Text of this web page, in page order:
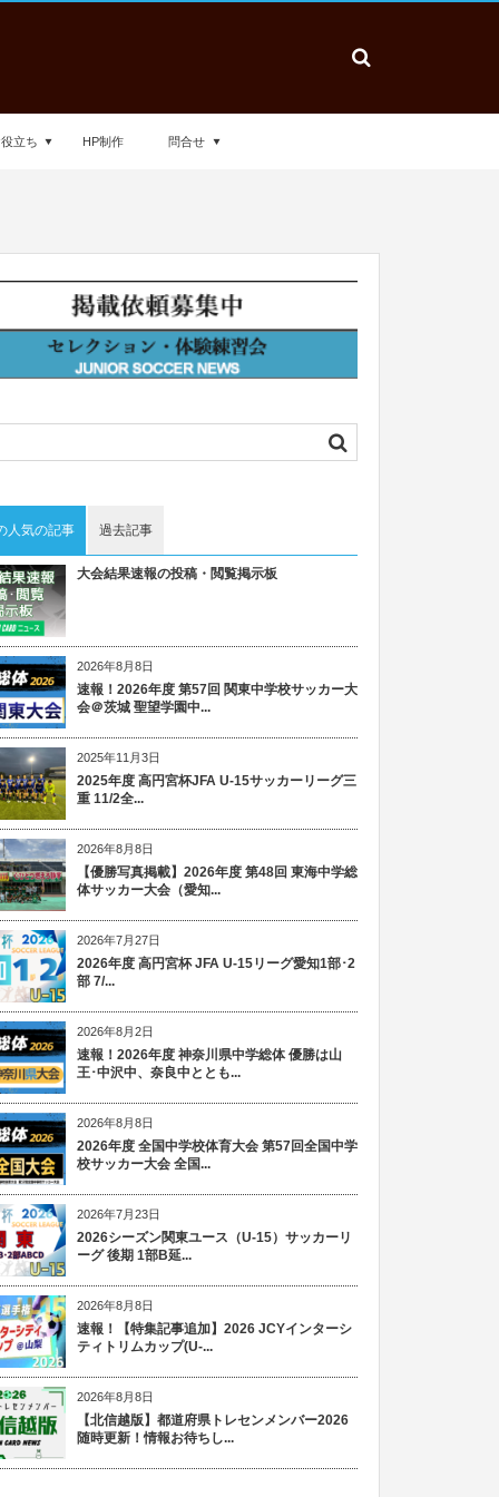
立ち HP制作 問合せ
人気の記事 過去記事
大会結果速報の投稿・閲覧掲示板
2026年8月8日
速報！2026年度 第57回 関東中学校サッカー大
会＠茨城 聖望学園中...
2025年11月3日
2025年度 高円宮杯JFA U-15サッカーリーグ三
重 11/2全...
2026年8月8日
【優勝写真掲載】2026年度 第48回 東海中学総
体サッカー大会（愛知...
2026年7月27日
2026年度 高円宮杯 JFA U-15リーグ愛知1部･2
部 7/...
2026年8月2日
速報！2026年度 神奈川県中学総体 優勝は山
王･中沢中、奈良中ととも...
2026年8月8日
2026年度 全国中学校体育大会 第57回全国中学
校サッカー大会 全国...
2026年7月23日
2026シーズン関東ユース（U-15）サッカーリ
ーグ 後期 1部B延...
2026年8月8日
速報！【特集記事追加】2026 JCYインターシ
ティトリムカップ(U-...
2026年8月8日
【北信越版】都道府県トレセンメンバー2026
随時更新！情報お待ちし...